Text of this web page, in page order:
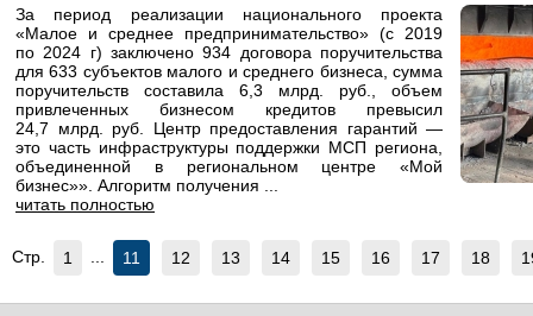
За период реализации национального проекта
«Малое и среднее предпринимательство» (с 2019
по 2024 г) заключено 934 договора поручительства
для 633 субъектов малого и среднего бизнеса, сумма
поручительств составила 6,3 млрд. руб., объем
привлеченных бизнесом кредитов превысил
24,7 млрд. руб. Центр предоставления гарантий —
это часть инфраструктуры поддержки МСП региона,
объединенной в региональном центре «Мой
бизнес»». Алгоритм получения ...
читать полностью
Стр. 1 11 12 13 14 15 16 17 18